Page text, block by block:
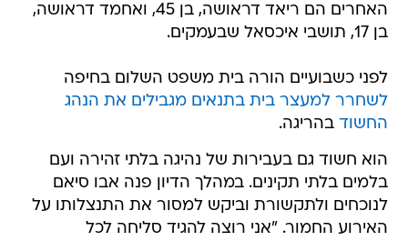
האחרים הם ריאד דראושה, בן 45, ואחמד דראושה,
בן 17, תושבי איכסאל שבעמקים.
לפני כשבועיים הורה בית משפט השלום בחיפה
לשחרר למעצר בית בתנאים מגבילים את הנהג
החשוד בהריגה.
הוא חשוד גם בעבירות של נהיגה בלתי זהירה ועם
בלמים בלתי תקינים. במהלך הדיון פנה אבו סיאם
לנוכחים ולתקשורת וביקש למסור את התנצלותו על
האירוע החמור. "אני רוצה להגיד סליחה לכל